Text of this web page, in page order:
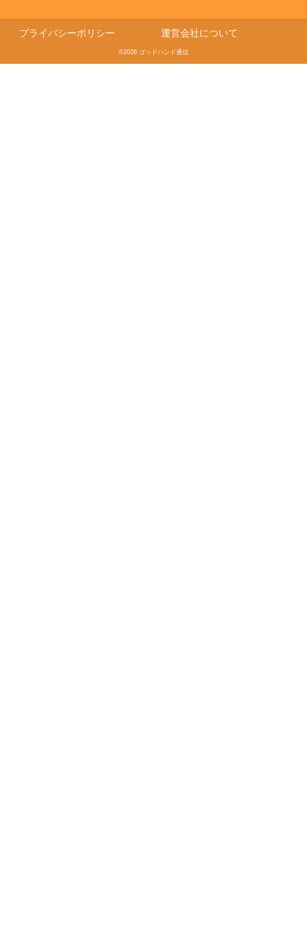
プライバシーポリシー 運営会社について
©2026 ゴッドハンド通信